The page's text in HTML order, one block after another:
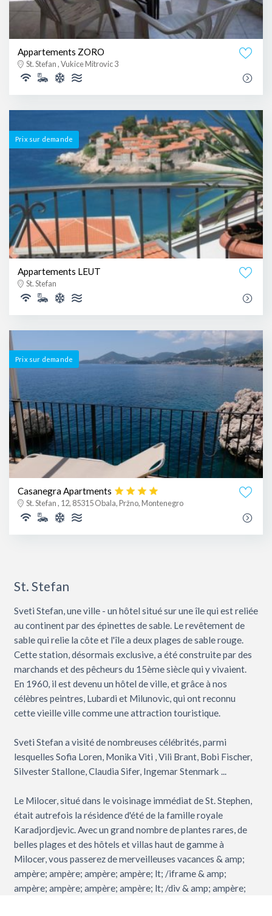
Appartements ZORO
St. Stefan , Vukice Mitrovic 3
Prix ​​sur demande
Appartements LEUT
St. Stefan
Prix ​​sur demande
Casanegra Apartments
St. Stefan , 12, 85315 Obala, Pržno, Montenegro
St. Stefan
Sveti Stefan, une ville - un hôtel situé sur une île qui est reliée
au continent par des épinettes de sable. Le revêtement de
sable qui relie la côte et l'île a deux plages de sable rouge.
Cette station, désormais exclusive, a été construite par des
marchands et des pêcheurs du 15ème siècle qui y vivaient.
En 1960, il est devenu un hôtel de ville, et grâce à nos
célèbres peintres, Lubardi et Milunovic, qui ont reconnu
cette vieille ville comme une attraction touristique.
Sveti Stefan a visité de nombreuses célébrités, parmi
lesquelles Sofia Loren, Monika Viti , Vili Brant, Bobi Fischer,
Silvester Stallone, Claudia Sifer, Ingemar Stenmark ...
Le Milocer, situé dans le voisinage immédiat de St. Stephen,
était autrefois la résidence d'été de la famille royale
Karadjordjevic. Avec un grand nombre de plantes rares, de
belles plages et des hôtels et villas haut de gamme à
Milocer, vous passerez de merveilleuses vacances & amp;
ampère; ampère; ampère; ampère; lt; /iframe & amp;
ampère; ampère; ampère; ampère; lt; /div & amp; ampère;